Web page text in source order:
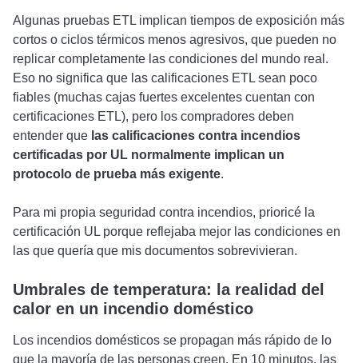
Algunas pruebas ETL implican tiempos de exposición más
cortos o ciclos térmicos menos agresivos, que pueden no
replicar completamente las condiciones del mundo real.
Eso no significa que las calificaciones ETL sean poco
fiables (muchas cajas fuertes excelentes cuentan con
certificaciones ETL), pero los compradores deben
entender que las calificaciones contra incendios
certificadas por UL normalmente implican un
protocolo de prueba más exigente.
Para mi propia seguridad contra incendios, prioricé la
certificación UL porque reflejaba mejor las condiciones en
las que quería que mis documentos sobrevivieran.
Umbrales de temperatura: la realidad del
calor en un incendio doméstico
Los incendios domésticos se propagan más rápido de lo
que la mayoría de las personas creen. En 10 minutos, las